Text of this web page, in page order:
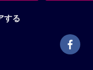
する